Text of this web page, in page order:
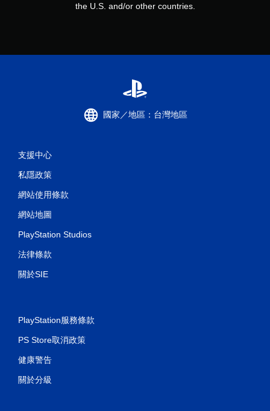
the U.S. and/or other countries.
國家／地區：台灣地區
支援中心
私隱政策
網站使用條款
網站地圖
PlayStation Studios
法律條款
關於SIE
PlayStation服務條款
PS Store取消政策
健康警告
關於分級